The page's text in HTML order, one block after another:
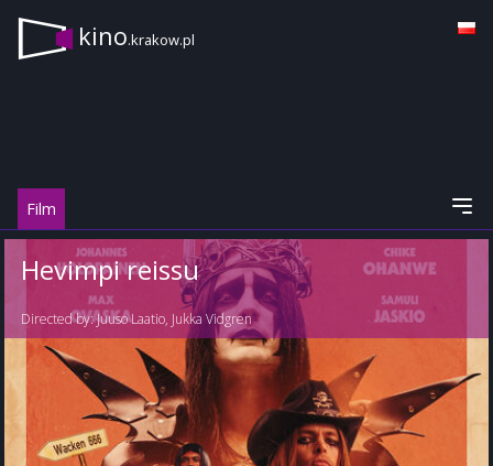
kino.krakow.pl
Film
Hevimpi reissu
Directed by:Juuso Laatio, Jukka Vidgren